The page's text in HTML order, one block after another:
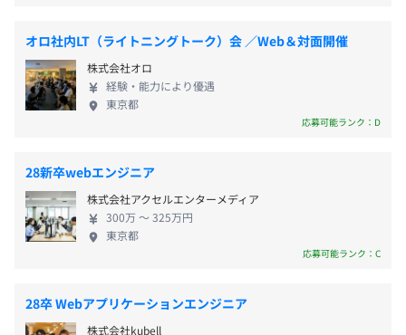
https://matcher.jp/dictionary/
学生に就活情報をお届けするオウンドメディアです。 業
界研究や、OB訪問のやり方、インターン先の選び方な
ど、様々な角度から学生をサポートする記事を全て内製
◆新卒向けダイレクトリクルーティングサービス
「Matcher Scout」
初期費用0円・完全成功報酬型。
採用工数を極力かけず、自社に合う優秀な人材のみにアプ
ローチできるスカウトサービスとして、IT系ベンチャー企
だいております。
各種社会保険完備
契約更新の有無・契約期間の定め
なし(-)
チングサービス「Matcher」を開発しました。 また
Matcherを主軸とし、新卒向けダイレクトリクルーテ
ィングサービス「Matcher Scout」も運営していま
す。 採用工数を極力かけず、自社に合う優秀な人材
のみにアプローチできるスカウトサービスとして、IT
250社にご利用いただいております。 ＜出会い方に革
命を起こし、かけがえのない出会いを生み出し続け
る＞というミッションのもと、学生の職選択、ひい
ては人生選択を後押しするような出会いを生み出し
続けていきます。
オロ社内LT（ライトニングトーク）会 ／Web＆対面開催
株式会社オロ
経験・能力により優遇
東京都
応募可能ランク：D
28新卒webエンジニア
株式会社アクセルエンターメディア
300万 〜 325万円
東京都
応募可能ランク：C
28卒 Webアプリケーションエンジニア
株式会社kubell